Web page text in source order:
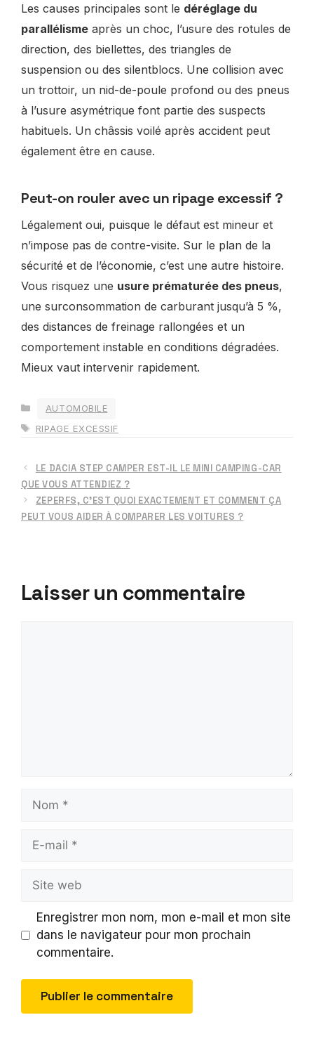
Les causes principales sont le déréglage du
parallélisme après un choc, l’usure des rotules de
direction, des biellettes, des triangles de
suspension ou des silentblocs. Une collision avec
un trottoir, un nid-de-poule profond ou des pneus
à l’usure asymétrique font partie des suspects
habituels. Un châssis voilé après accident peut
également être en cause.
Peut-on rouler avec un ripage excessif ?
Légalement oui, puisque le défaut est mineur et
n’impose pas de contre-visite. Sur le plan de la
sécurité et de l’économie, c’est une autre histoire.
Vous risquez une usure prématurée des pneus,
une surconsommation de carburant jusqu’à 5 %,
des distances de freinage rallongées et un
comportement instable en conditions dégradées.
Mieux vaut intervenir rapidement.
AUTOMOBILE
ÉTIQUETTES
RIPAGE EXCESSIF
LE DACIA STEP CAMPER EST-IL LE MINI CAMPING-CAR
QUE VOUS ATTENDIEZ ?
ZEPERFS, C’EST QUOI EXACTEMENT ET COMMENT ÇA
PEUT VOUS AIDER À COMPARER LES VOITURES ?
Laisser un commentaire
mail
web
Enregistrer mon nom, mon e-mail et mon site
dans le navigateur pour mon prochain
commentaire.